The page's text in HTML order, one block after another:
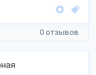
0 отзывов